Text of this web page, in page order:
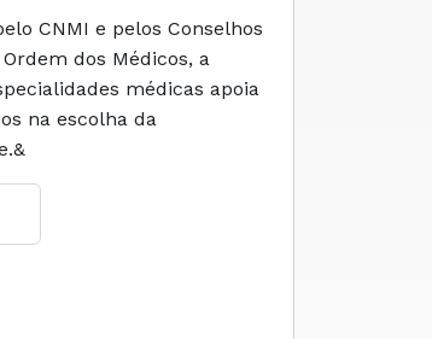
CNMI e pelos Conselhos
Ordem dos Médicos, a
médicas apoia
na escolha da